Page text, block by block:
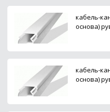
кабель-
основа)
кабель-
основа)